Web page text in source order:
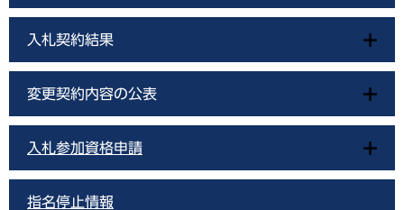
入札契約結果
変更契約内容の公表
入札参加資格申請
指名停止情報